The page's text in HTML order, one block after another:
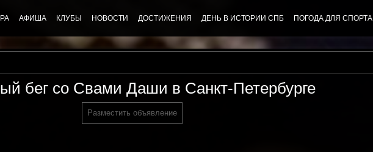
АФИША КЛУБЫ НОВОСТИ ДОСТИЖЕНИЯ ДЕНЬ В ИСТОРИИ СПБ ПОГОДА ДЛЯ СПОРТА
бег со Свами Даши в Санкт-Петербурге
Разместить объявление